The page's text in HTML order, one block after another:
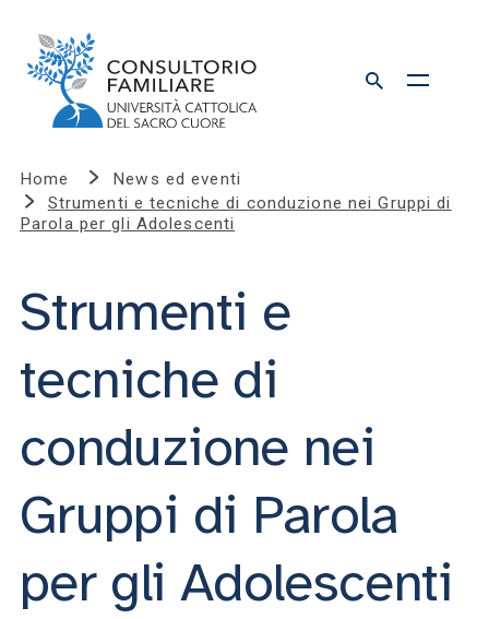
Home
News ed eventi
Strumenti e tecniche di conduzione nei Gruppi di
Parola per gli Adolescenti
Strumenti e
tecniche di
conduzione nei
Gruppi di Parola
per gli Adolescenti